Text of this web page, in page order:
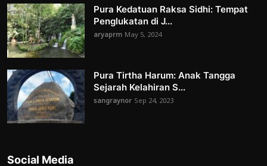
Pura Kedatuan Raksa Sidhi: Tempat
Penglukatan di J...
aryaprm May 5, 2024
Pura Tirtha Harum: Anak Tangga
Sejarah Kelahiran S...
sangraynor Sep 24, 2023
Social Media